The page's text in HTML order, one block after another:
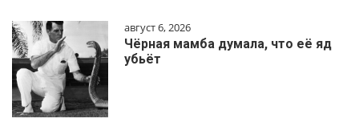
август 6, 2026
Чёрная мамба думала, что её яд
убьёт